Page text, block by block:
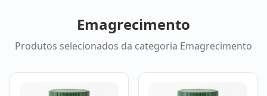
Emagrecimento
Produtos selecionados da categoria Emagrecimento